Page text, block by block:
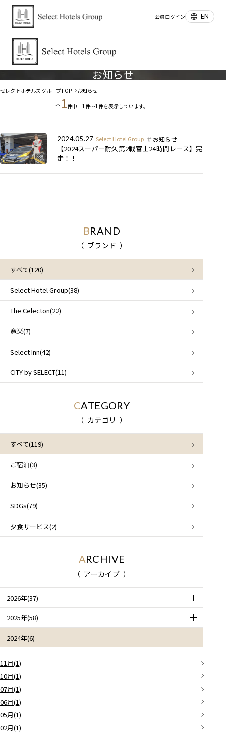
EN
会員ログイン
お知らせ
セレクトホテルズグループTOP お知らせ
全 1件中 1件～1件を表示しています。
2024.05.27 Select Hotel Group お知らせ
【2024スーパー耐久第2戦富士24時間レース】完
走！！
BRAND
ブランド
すべて(120)
Select Hotel Group(38)
The Celecton(22)
寛楽(7)
Select Inn(42)
CITY by SELECT(11)
CATEGORY
カテゴリ
すべて(119)
ご宿泊(3)
お知らせ(35)
SDGs(79)
夕食サービス(2)
ARCHIVE
アーカイブ
2026年(37)
2025年(58)
2024年(6)
11月(1)
10月(1)
07月(1)
06月(1)
05月(1)
02月(1)